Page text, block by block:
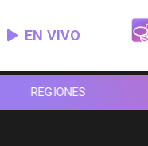
EN VIVO
REGIONES